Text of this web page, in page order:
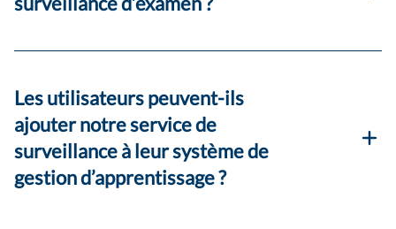
Les utilisateurs peuvent-ils
ajouter notre service de
surveillance à leur système de
gestion d’apprentissage ?